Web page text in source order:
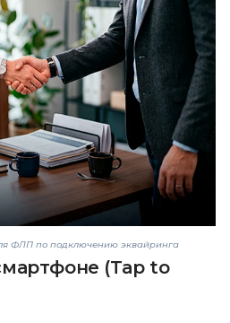
ФЛП по подключению эквайринга
(Tap to